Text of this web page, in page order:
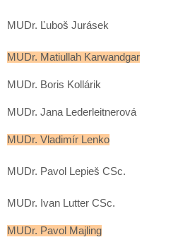
MUDr. Ľuboš Jurásek
MUDr. Matiullah Karwandgar
MUDr. Boris Kollárik
MUDr. Jana Lederleitnerová
MUDr. Vladimír Lenko
MUDr. Pavol Lepieš CSc.
MUDr. Ivan Lutter CSc.
MUDr. Pavol Majling